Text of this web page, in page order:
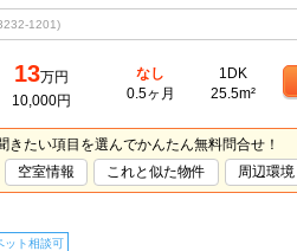
1201)
13万円
10,000円
なし
0.5ヶ月
1DK
25.5m²
きたい項目を選んでかんたん無料問合せ！
空室情報 これと似た物件 周辺環境
ット相談可